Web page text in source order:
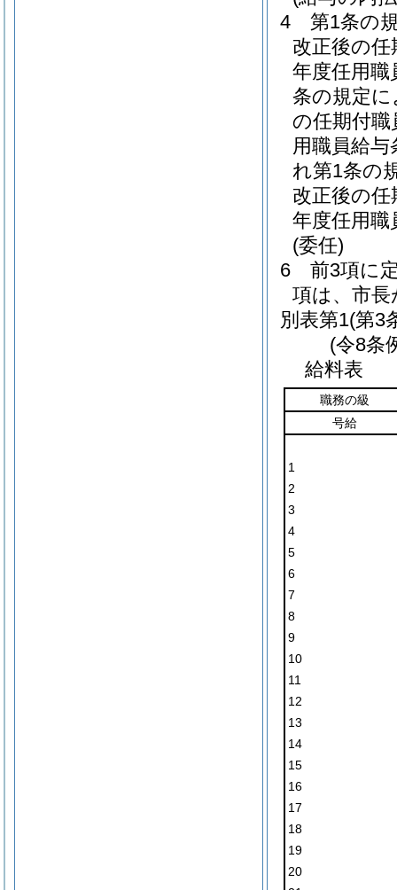
4
第1条の
改正後の
年度任用
条の規定
の任期付
用職員給
れ第1条の
改正後の
年度任用
(委任)
6
前3項に
項は、市
別表第1(第3
(令8条
給料表
職務の級
号給
1
2
3
4
5
6
7
8
9
10
11
12
13
14
15
16
17
18
19
20